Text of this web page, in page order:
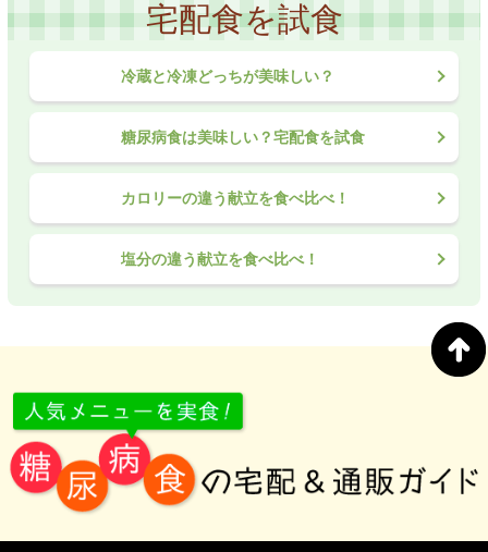
宅配食を試食
冷蔵と冷凍どっちが美味しい？
糖尿病食は美味しい？宅配食を試食
カロリーの違う献立を食べ比べ！
塩分の違う献立を食べ比べ！